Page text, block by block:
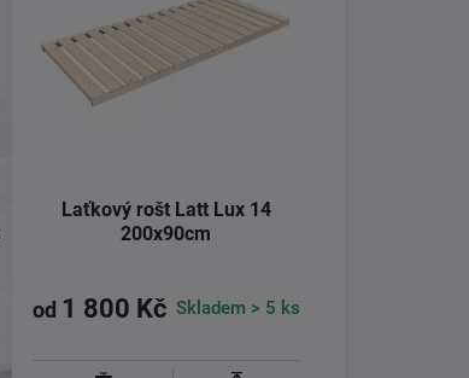
Laťkový rošt Latt Lux 14
200x90cm
od 1 800 Kč Skladem > 5 ks